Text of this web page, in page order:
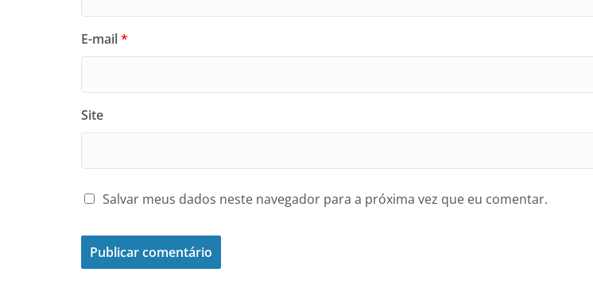
E-mail*
Site
Salvar meus dados neste navegador para a próxima vez que eu comentar.